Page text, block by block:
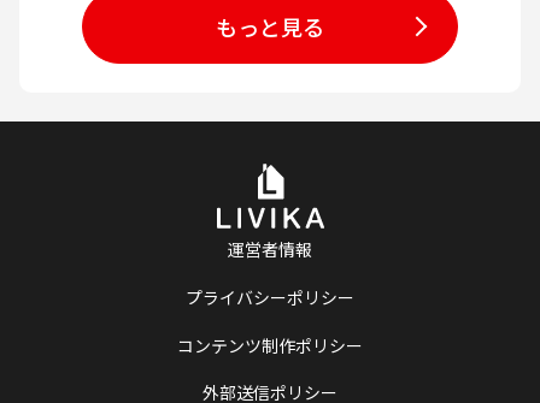
もっと見る
運営者情報
プライバシーポリシー
コンテンツ制作ポリシー
外部送信ポリシー